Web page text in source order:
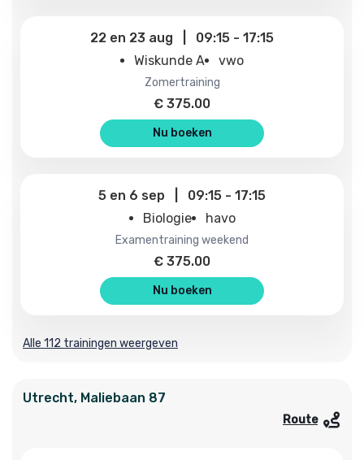
22 en 23 aug 09:15 - 17:15
Wiskunde A
vwo
zomertraining
€ 375.00
Nu boeken
5 en 6 sep 09:15 - 17:15
Biologie
havo
examentraining weekend
€ 375.00
Nu boeken
Alle 112 trainingen weergeven
Utrecht, Maliebaan 87
Route